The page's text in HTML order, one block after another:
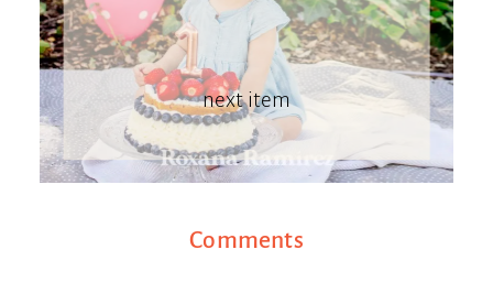
next item
Comments